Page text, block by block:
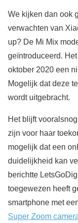
We kijken dan ook
verwachten van
up? De Mi Mix
geïntroduceerd.
oktober 2020 een
Mogelijk dat deze
wordt uitgebracht.
Het blijft
zijn voor haar
mogelijk dat een
duidelijkheid kan
berichtte
toegewezen heeft
smartphone met
Super Zoom